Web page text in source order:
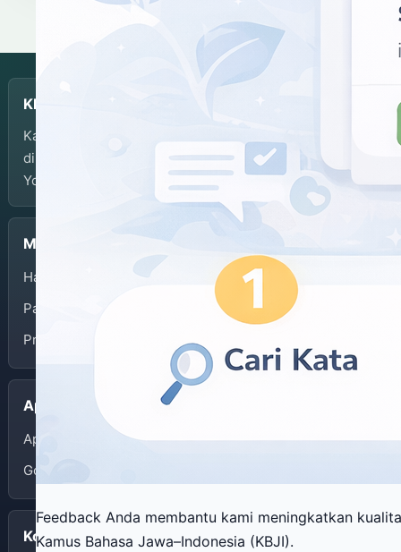
Feedback Anda membantu kami meningkatkan
Kamus Bahasa Jawa–Indonesia (KBJI).
KBJI
Kamus Bahasa Jawa-Indonesia dikembangkan dan
dikelola oleh Balai Bahasa Provinsi Daerah Istimewa
Yogyakarta.
Menu
Halaman Depan
Panduan Penggunaan
Privacy Policy
Aplikasi
App Store
Google Play
Kontak